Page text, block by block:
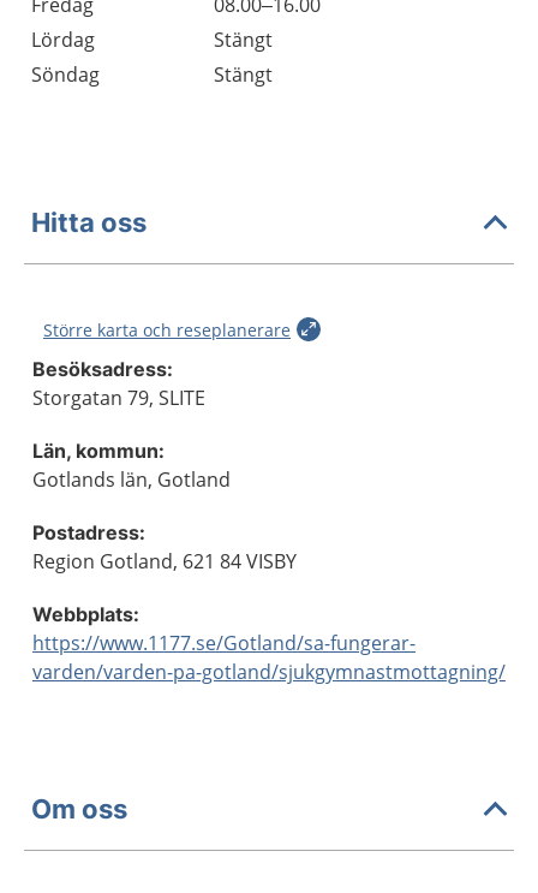
Lördag
Stängt
Söndag
Stängt
Hitta oss
Större karta och reseplanerare
Besöksadress:
Storgatan 79, SLITE
Län, kommun:
Gotlands län, Gotland
Postadress:
Region Gotland, 621 84 VISBY
Webbplats:
https://www.1177.se/Gotland/sa-fungerar-
varden/varden-pa-gotland/sjukgymnastmottagning/
Om oss